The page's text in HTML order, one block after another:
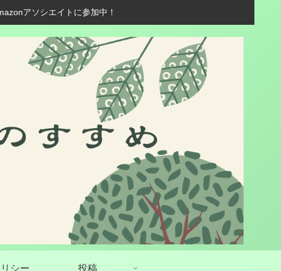
アソシエイトに参加中！
シー 投稿